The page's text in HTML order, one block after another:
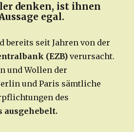
denken, ist ihnen
egal.
bereits seit Jahren von der
(EZB)verursacht.
und Wollen der
und Paris sämtliche
des
ausgehebelt.